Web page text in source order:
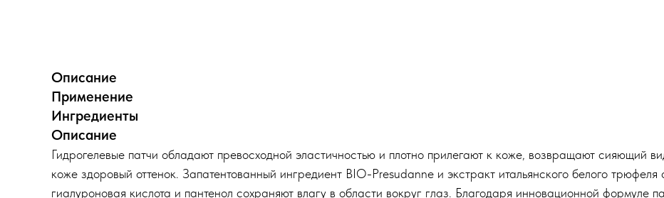
Описание
Применение
Ингредиенты
Описание
Гидрогелевые патчи обладают превосходной эластичностью и плотно прилегают к коже, возвращают сияющий
коже здоровый оттенок. Запатентованный ингредиент BIO-Presudanne и экстракт итальянского белого трюфеля
гиалуроновая кислота и пантенол сохраняют влагу в области вокруг глаз. Благодаря инновационной формуле